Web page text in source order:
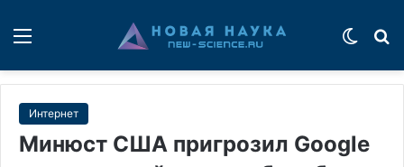
Интернет
Минюст США пригрозил Google